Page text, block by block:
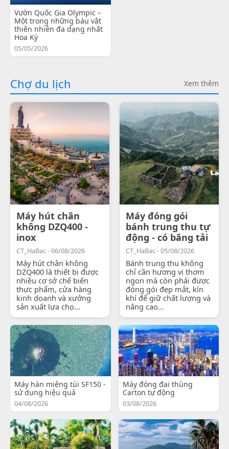
Vườn Quốc Gia Olympic –
Một trong những báu vật
thiên nhiên đa dạng nhất
Hoa Kỳ
05/05/2026
Chợ du lịch Xem thêm
Máy hút chân
không DZQ400 -
inox
CT_HaBac - 06/08/2026
Máy hút chân không
DZQ400 là thiết bị được
nhiều cơ sở chế biến
thực phẩm, cửa hàng
kinh doanh và xưởng
sản xuất lựa chọ...
Máy đóng gói
bánh trung thu tự
động - có băng tải
CT_HaBac - 05/08/2026
Bánh trung thu không
chỉ cần hương vị thơm
ngon mà còn phải được
đóng gói đẹp mắt, kín
khí để giữ chất lượng và
nâng cao...
Máy hàn miệng túi SF150 -
sử dụng hiệu quả
04/08/2026
Máy đóng đai thùng
Carton tự động
03/08/2026